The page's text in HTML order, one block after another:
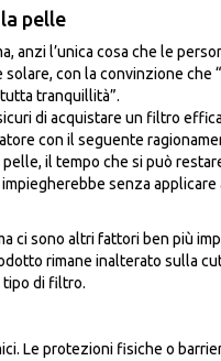
pelle
anzi l’unica cosa che le
con la convinzione che
tranquillità”.
di acquistare un filtro
con il seguente
il tempo che si può
senza applicare
ci sono altri fattori ben più
rimane inalterato sulla
tipo di filtro.
Le protezioni fisiche o